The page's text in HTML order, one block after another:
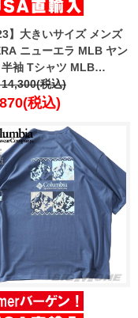
】大きいサイズ メンズ
ニューエラ MLB ヤン
半袖 Tシャツ MLB
NEW YORK YANKEES
USA直輸入 60771645
税込)
税込)